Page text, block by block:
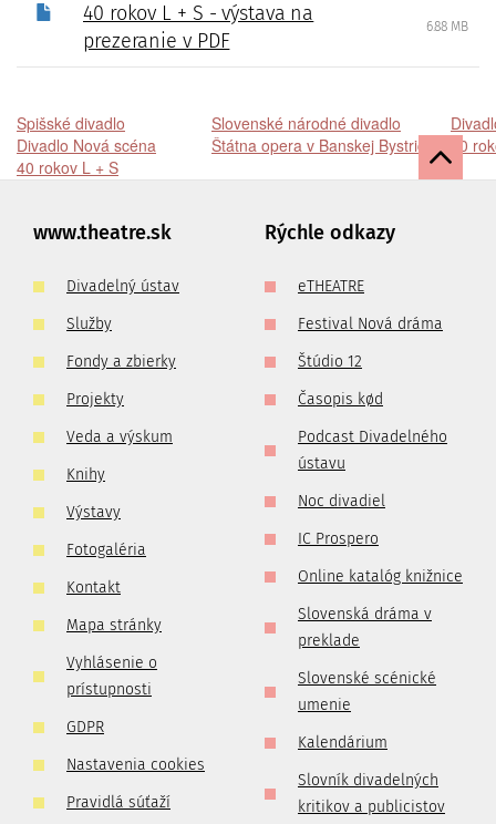
40 rokov L + S - výstava na
prezeranie v PDF
6.88 MB
Spišské divadlo Slovenské národné divadlo
Divadlo Nová scéna
Štátna opera v Banskej Bystrici
20
40 rokov L + S
www.theatre.sk
Divadelný ústav
Služby
Fondy a zbierky
Projekty
Veda a výskum
Knihy
Výstavy
Fotogaléria
Kontakt
Mapa stránky
Vyhlásenie o
prístupnosti
GDPR
Nastavenia cookies
Pravidlá súťaží
Rýchle odkazy
eTHEATRE
Festival Nová dráma
Štúdio 12
Časopis kød
Podcast Divadelného
ústavu
Noc divadiel
IC Prospero
Online katalóg knižnice
Slovenská dráma v
preklade
Slovenské scénické
umenie
Kalendárium
Slovník divadelných
kritikov a publicistov